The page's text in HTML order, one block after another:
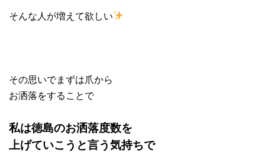
そんな人が増えて欲しい
その思いでまずは爪から
お洒落をすることで
私は徳島のお洒落度数を
上げていこうと言う気持ちで